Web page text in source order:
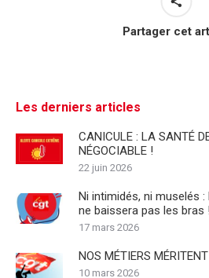
Partager cet
Les derniers articles
CANICULE : LA SANTÉ
NÉGOCIABLE !
22 juin 2026
Ni intimidés, ni muselés :
ne baissera pas les bras !
17 mars 2026
NOS MÉTIERS
10 mars 2026